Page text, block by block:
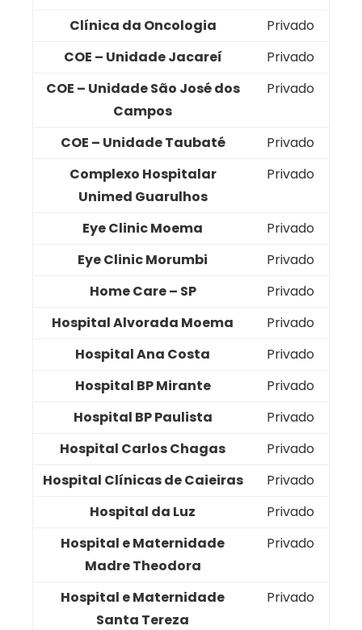
Clínica da Oncologia
Privado
COE – Unidade Jacareí
Privado
COE – Unidade São José dos
Campos
Privado
COE – Unidade Taubaté
Privado
Complexo Hospitalar
Unimed Guarulhos
Privado
Eye Clinic Moema
Privado
Eye Clinic Morumbi
Privado
Home Care – SP
Privado
Hospital Alvorada Moema
Privado
Hospital Ana Costa
Privado
Hospital BP Mirante
Privado
Hospital BP Paulista
Privado
Hospital Carlos Chagas
Privado
Hospital Clínicas de Caieiras
Privado
Hospital da Luz
Privado
Hospital e Maternidade
Madre Theodora
Privado
Hospital e Maternidade
Santa Tereza
Privado